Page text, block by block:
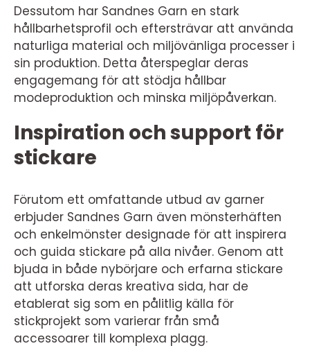
Dessutom har Sandnes Garn en stark
hållbarhetsprofil och eftersträvar att använda
naturliga material och miljövänliga processer i
sin produktion. Detta återspeglar deras
engagemang för att stödja hållbar
modeproduktion och minska miljöpåverkan.
Inspiration och support för
stickare
Förutom ett omfattande utbud av garner
erbjuder Sandnes Garn även mönsterhäften
och enkelmönster designade för att inspirera
och guida stickare på alla nivåer. Genom att
bjuda in både nybörjare och erfarna stickare
att utforska deras kreativa sida, har de
etablerat sig som en pålitlig källa för
stickprojekt som varierar från små
accessoarer till komplexa plagg.